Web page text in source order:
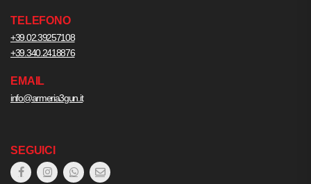
TELEFONO
+39.02.39257108
+39.340.2418876
EMAIL
info@armeria3gun.it
SEGUICI